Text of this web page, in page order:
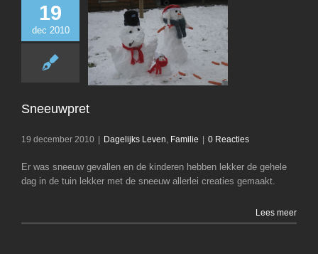
19
dec 2010
Sneeuwpret
19 december 2010 | Dagelijks Leven, Familie | 0 Reacties
Er was sneeuw gevallen en de kinderen hebben lekker de gehele
dag in de tuin lekker met de sneeuw allerlei creaties gemaakt.
Lees meer